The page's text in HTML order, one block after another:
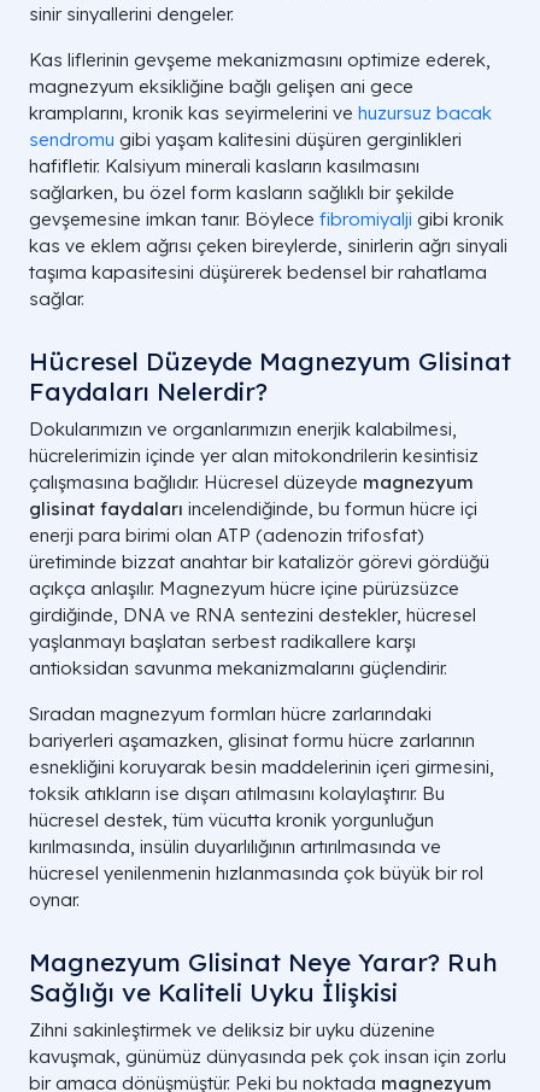
sinir sinyallerini dengeler.
Kas liflerinin gevşeme mekanizmasını optimize ederek,
magnezyum eksikliğine bağlı gelişen ani gece
kramplarını, kronik kas seyirmelerini ve huzursuz bacak
sendromu gibi yaşam kalitesini düşüren gerginlikleri
hafifletir. Kalsiyum minerali kasların kasılmasını
sağlarken, bu özel form kasların sağlıklı bir şekilde
gevşemesine imkan tanır. Böylece fibromiyalji gibi kronik
kas ve eklem ağrısı çeken bireylerde, sinirlerin ağrı sinyali
taşıma kapasitesini düşürerek bedensel bir rahatlama
sağlar.
Hücresel Düzeyde Magnezyum Glisinat
Faydaları Nelerdir?
Dokularımızın ve organlarımızın enerjik kalabilmesi,
hücrelerimizin içinde yer alan mitokondrilerin kesintisiz
çalışmasına bağlıdır. Hücresel düzeyde magnezyum
glisinat faydaları incelendiğinde, bu formun hücre içi
enerji para birimi olan ATP (adenozin trifosfat)
üretiminde bizzat anahtar bir katalizör görevi gördüğü
açıkça anlaşılır. Magnezyum hücre içine pürüzsüzce
girdiğinde, DNA ve RNA sentezini destekler, hücresel
yaşlanmayı başlatan serbest radikallere karşı
antioksidan savunma mekanizmalarını güçlendirir.
Sıradan magnezyum formları hücre zarlarındaki
bariyerleri aşamazken, glisinat formu hücre zarlarının
esnekliğini koruyarak besin maddelerinin içeri girmesini,
toksik atıkların ise dışarı atılmasını kolaylaştırır. Bu
hücresel destek, tüm vücutta kronik yorgunluğun
kırılmasında, insülin duyarlılığının artırılmasında ve
hücresel yenilenmenin hızlanmasında çok büyük bir rol
oynar.
Magnezyum Glisinat Neye Yarar? Ruh
Sağlığı ve Kaliteli Uyku İlişkisi
Zihni sakinleştirmek ve deliksiz bir uyku düzenine
kavuşmak, günümüz dünyasında pek çok insan için zorlu
bir amaca dönüşmüştür. Peki bu noktada magnezyum